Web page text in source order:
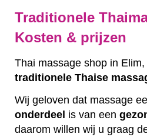
Traditionele
Kosten & prijzen
Thai massage shop in
traditionele Thaise
Wij geloven dat massage
onderdeel is van een
daarom willen wij u graag